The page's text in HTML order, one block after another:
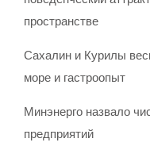
пространстве
Сахалин и Курилы
море и гастроопыт
Минэнерго назвало
предприятий